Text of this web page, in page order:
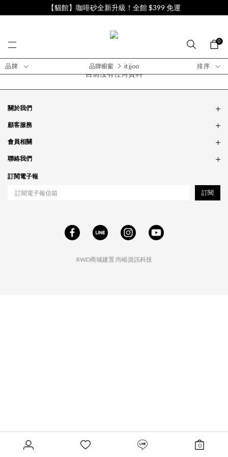
【貓館】咖啡砂全新升級！全館 $399 免運
0
0
品牌 排序
品牌櫥窗 it jjoo
目前沒有任何資料
RWD商城建置 尚峪資訊科技
關於我們
品牌故事
銷售據點
隱私政策
食品法規
顧客服務
訂單問題
付款問題
配送問題
退貨問題
會員相關
會員制度
紅利制度
聯絡我們
合作相關
工作職缺
訂閱電子報
訂閱